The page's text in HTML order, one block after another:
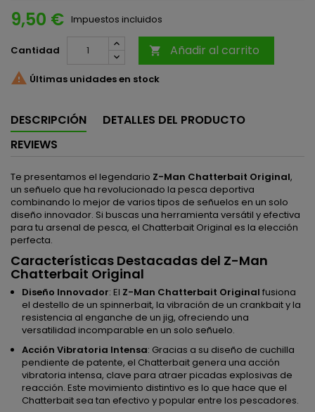
9,50 € Impuestos incluidos
Cantidad  Añadir al carrito
 Últimas unidades en stock
DESCRIPCIÓN
DETALLES DEL PRODUCTO
REVIEWS
Te presentamos el legendario Z-Man Chatterbait Original,
un señuelo que ha revolucionado la pesca deportiva
combinando lo mejor de varios tipos de señuelos en un solo
diseño innovador. Si buscas una herramienta versátil y efectiva
para tu arsenal de pesca, el Chatterbait Original es la elección
perfecta.
Características Destacadas del Z-Man
Chatterbait Original
Diseño Innovador: El Z-Man Chatterbait Original fusiona
el destello de un spinnerbait, la vibración de un crankbait y la
resistencia al enganche de un jig, ofreciendo una
versatilidad incomparable en un solo señuelo.
Acción Vibratoria Intensa: Gracias a su diseño de cuchilla
pendiente de patente, el Chatterbait genera una acción
vibratoria intensa, clave para atraer picadas explosivas de
reacción. Este movimiento distintivo es lo que hace que el
Chatterbait sea tan efectivo y popular entre los pescadores.